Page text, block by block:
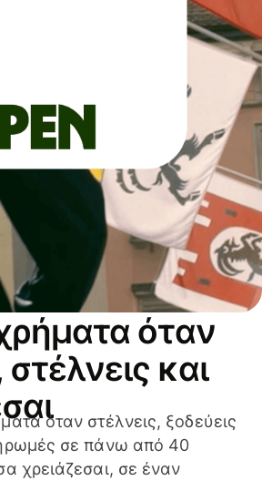
όταν
και
όταν στέλνεις, ξοδεύεις
σε πάνω από 40
χρειάζεσαι, σε έναν